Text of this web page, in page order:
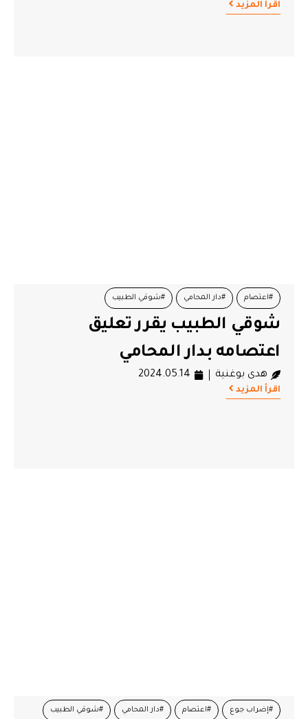
اقرأ المزيد
#اعتصام #دار المحامي #شوقي الطبيب
شوقي الطبيب يقرر تعليق
اعتصامه بدار المحامي
هدى بوغنية 2024.05.14
اقرأ المزيد
#إضراب جوع #اعتصام #دار المحامي #شوقي الطبيب